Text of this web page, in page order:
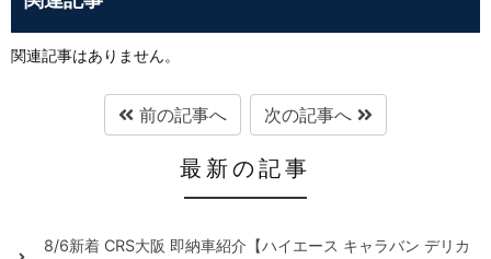
関連記事はありません。
前の記事へ 次の記事へ
最新の記事
8/6新着 CRS大阪 即納車紹介【ハイエース キャラバン デリカ